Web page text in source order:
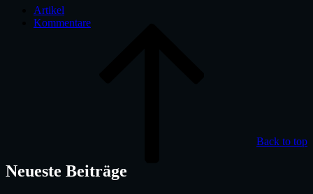
Artikel
Kommentare
Back to top
Neueste Beiträge